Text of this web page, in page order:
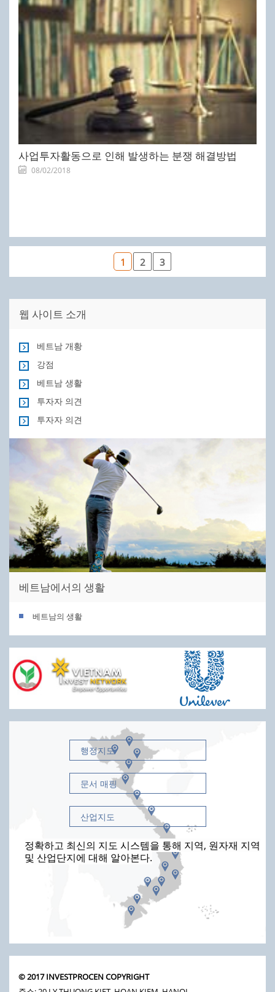
사업투자활동으로 인해 발생하는 분쟁 해결방법
08/02/2018
1 2 3
웹 사이트 소개
베트남 개황
강점
베트남 생활
투자자 의견
투자자 의견
베트남에서의 생활
베트남의 생활
행정지도
문서 매핑
산업지도
정확하고 최신의 지도 시스템을 통해 지역, 원자재 지역
및 산업단지에 대해 알아본다.
© 2017 INVESTPROCEN COPYRIGHT